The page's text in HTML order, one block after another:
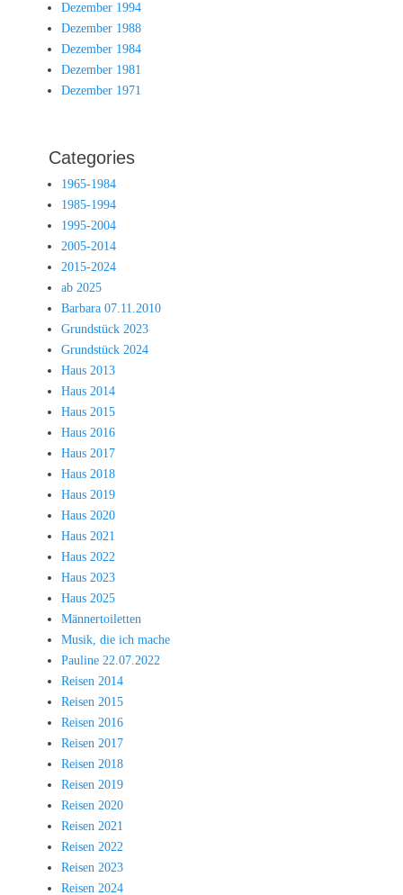
Dezember 1994
Dezember 1988
Dezember 1984
Dezember 1981
Dezember 1971
Categories
1965-1984
1985-1994
1995-2004
2005-2014
2015-2024
ab 2025
Barbara 07.11.2010
Grundstück 2023
Grundstück 2024
Haus 2013
Haus 2014
Haus 2015
Haus 2016
Haus 2017
Haus 2018
Haus 2019
Haus 2020
Haus 2021
Haus 2022
Haus 2023
Haus 2025
Männertoiletten
Musik, die ich mache
Pauline 22.07.2022
Reisen 2014
Reisen 2015
Reisen 2016
Reisen 2017
Reisen 2018
Reisen 2019
Reisen 2020
Reisen 2021
Reisen 2022
Reisen 2023
Reisen 2024